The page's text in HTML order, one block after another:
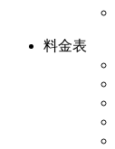
料金表